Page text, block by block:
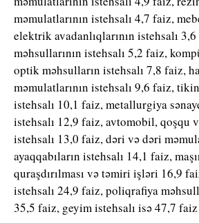
məmulatlarının istehsalı 4,7 faiz,
elektrik avadanlıqlarının istehsalı
məhsullarının istehsalı 5,2 faiz,
optik məhsulların istehsalı 7,8 faiz,
məmulatlarının istehsalı 9,6 faiz,
istehsalı 10,1 faiz, metallurgiya
istehsalı 12,9 faiz, avtomobil, qoşqu
istehsalı 13,0 faiz, dəri və dəri
ayaqqabıların istehsalı 14,1 faiz,
quraşdırılması və təmiri işləri 16,9
istehsalı 24,9 faiz, poliqrafiya
35,5 faiz, geyim istehsalı isə 47,7 faiz